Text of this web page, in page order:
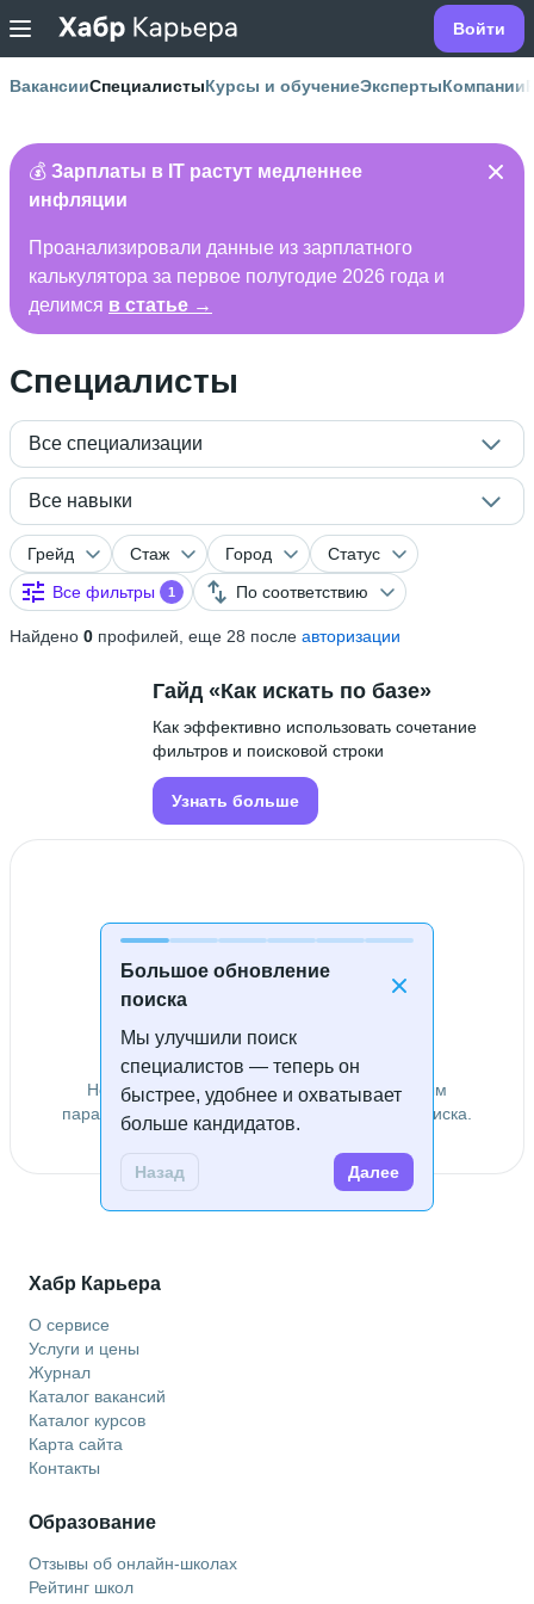
Войти
ВакансииСпециалистыКурсы и обучениеЭкспертыКомпании
💰 Зарплаты в IT растут медленнее
инфляции
Проанализировали данные из зарплатного
калькулятора за первое полугодие 2026 года и
делимся в статье →
Специалисты
Все специализации
Все навыки
Грейд Стаж Город
Статус
Все фильтры
1 По соответствию
Найдено 0 профилей, еще 28 после авторизации
Большое обновление
поиска
Мы улучшили поиск
специалистов — теперь он
быстрее, удобнее и охватывает
больше кандидатов.
Назад Далее
Гайд «Как искать по базе»
Как эффективно использовать сочетание
фильтров и поисковой строки
Узнать больше
Специалисты не найдены
Не удалось найти специалистов по заданным
параметрам. Попробуйте изменить условия поиска.
Хабр Карьера
О сервисе
Услуги и цены
Журнал
Каталог вакансий
Каталог курсов
Карта сайта
Контакты
Образование
Отзывы об онлайн-школах
Рейтинг школ